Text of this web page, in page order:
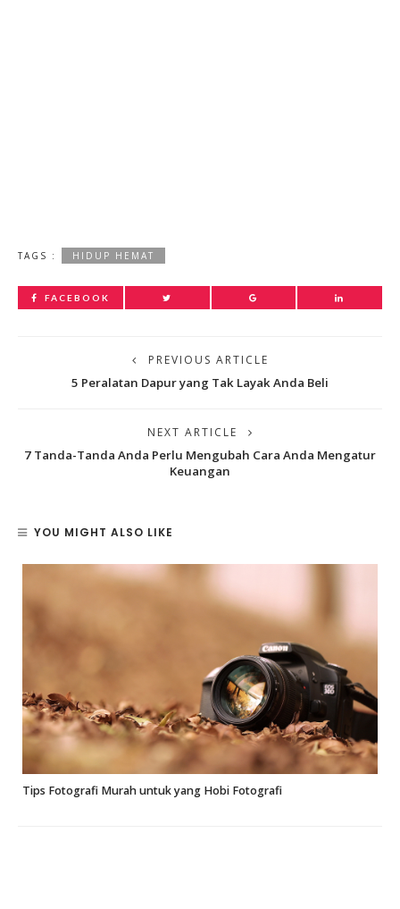
TAGS : HIDUP HEMAT
FACEBOOK
PREVIOUS ARTICLE
5 Peralatan Dapur yang Tak Layak Anda Beli
NEXT ARTICLE
7 Tanda-Tanda Anda Perlu Mengubah Cara Anda Mengatur
Keuangan
YOU MIGHT ALSO LIKE
Tips Fotografi Murah untuk yang Hobi Fotografi